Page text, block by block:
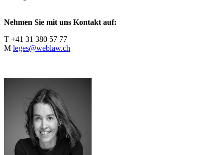
Nehmen Sie mit uns Kontakt auf:
T +41 31 380 57 77
M leges@weblaw.ch